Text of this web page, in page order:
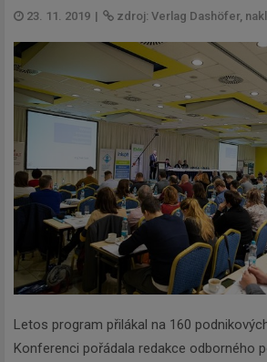
23. 11. 2019 | zdroj: Verlag Dashöfer,
Letos program přilákal na 160
Konferenci pořádala redakce odborného